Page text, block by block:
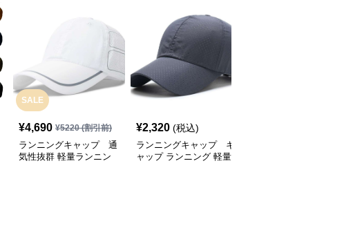
SALE
¥4,690 ¥5220(割引前)
ランニングキャップ 通
気性抜群 軽量ランニン
¥2,320 (税込)
ランニングキャップ キ
ャップ ランニング 軽量